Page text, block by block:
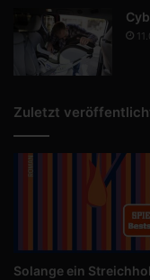
Zuletzt
Solange ein